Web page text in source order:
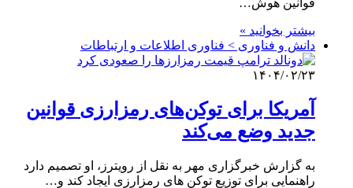
قوانین هوش…
بیشتر بخوانید »
دانش و فناوری > فناوری اطلاعات و ارتباطات
۱۴۰۴/۰۲/۲۳
آمریکا برای توکن‌های رمزارزی قوانین
جدید وضع می‌کند
به گزارش خبرگزاری مهر به نقل از رویترز، او تصمیم دارد
راهنمایی برای توزیع توکن های رمزارزی ایجاد کند و…